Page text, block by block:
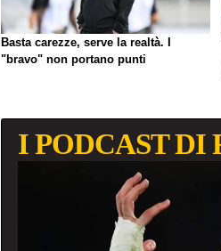
Basta carezze, serve la realtà. I
"bravo" non portano punti
I PODCAST DI